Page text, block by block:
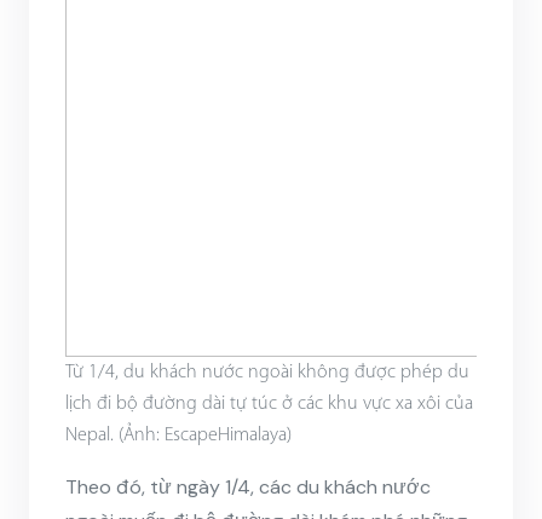
Từ 1/4, du khách nước ngoài không được phép du
lịch đi bộ đường dài tự túc ở các khu vực xa xôi của
Nepal. (Ảnh: EscapeHimalaya)
Theo đó, từ ngày 1/4, các du khách nước